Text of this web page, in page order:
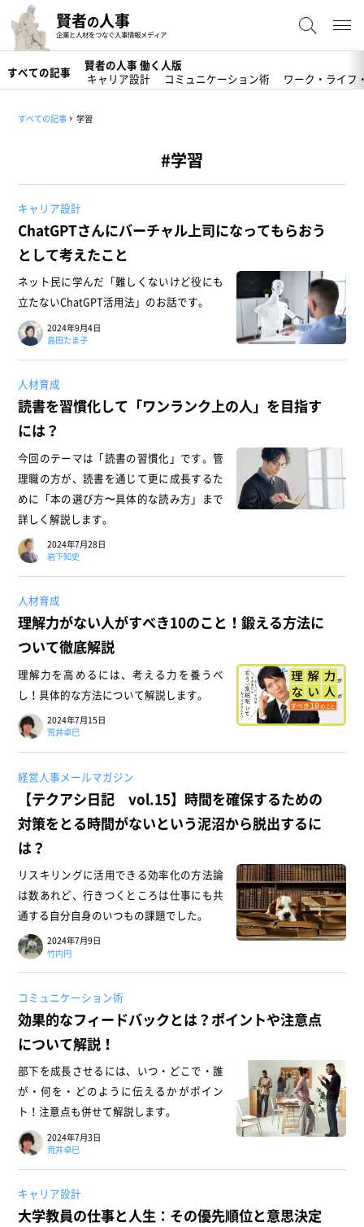
賢者の人事
企業と人材をつなぐ人事情報メディア
すべての記事
賢者の人事 働く人版
キャリア設計
コミュニケーション術 ワーク・ライフ
すべての記事 学習
#学習
キャリア設計
ChatGPTさんにバーチャル上司になってもらおう
として考えたこと
ネット民に学んだ「難しくないけど役にも
立たないChatGPT活用法」のお話です。
2024年9月4日
島田たま子
人材育成
読書を習慣化して「ワンランク上の人」を目指す
には？
今回のテーマは「読書の習慣化」です。管
理職の方が、読書を通じて更に成長するた
めに「本の選び方〜具体的な読み方」まで
詳しく解説します。
2024年7月28日
岩下知史
人材育成
理解力がない人がすべき10のこと！鍛える方法に
ついて徹底解説
理解力を高めるには、考える力を養うべ
し！具体的な方法について解説します。
2024年7月15日
荒井卓巳
経営人事メールマガジン
【テクアシ日記 vol.15】時間を確保するための
対策をとる時間がないという泥沼から脱出するに
は？
リスキリングに活用できる効率化の方法論
は数あれど、行きつくところは仕事にも共
通する自分自身のいつもの課題でした。
2024年7月9日
竹内円
コミュニケーション術
効果的なフィードバックとは？ポイントや注意点
について解説！
部下を成長させるには、いつ・どこで・誰
が・何を・どのように伝えるかがポイン
ト！注意点も併せて解説します。
2024年7月3日
荒井卓巳
キャリア設計
大学教員の仕事と人生：その優先順位と意思決定